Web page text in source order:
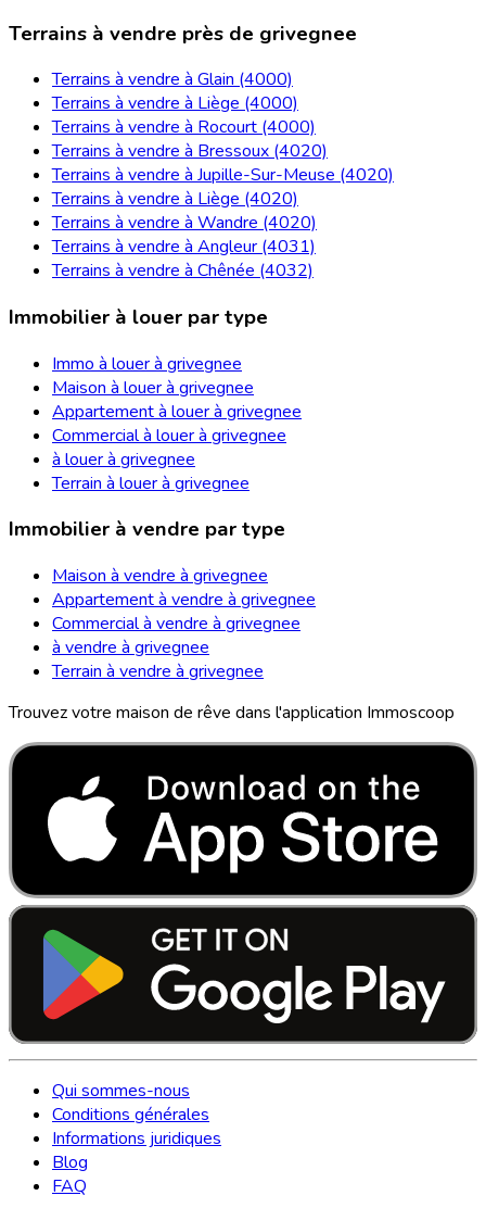
Terrains à vendre près de grivegnee
Terrains à vendre à Glain (4000)
Terrains à vendre à Liège (4000)
Terrains à vendre à Rocourt (4000)
Terrains à vendre à Bressoux (4020)
Terrains à vendre à Jupille-Sur-Meuse (4020)
Terrains à vendre à Liège (4020)
Terrains à vendre à Wandre (4020)
Terrains à vendre à Angleur (4031)
Terrains à vendre à Chênée (4032)
Immobilier à louer par type
Immo à louer à grivegnee
Maison à louer à grivegnee
Appartement à louer à grivegnee
Commercial à louer à grivegnee
à louer à grivegnee
Terrain à louer à grivegnee
Immobilier à vendre par type
Maison à vendre à grivegnee
Appartement à vendre à grivegnee
Commercial à vendre à grivegnee
à vendre à grivegnee
Terrain à vendre à grivegnee
Trouvez votre maison de rêve dans l'application Immoscoop
Qui sommes-nous
Conditions générales
Informations juridiques
Blog
FAQ